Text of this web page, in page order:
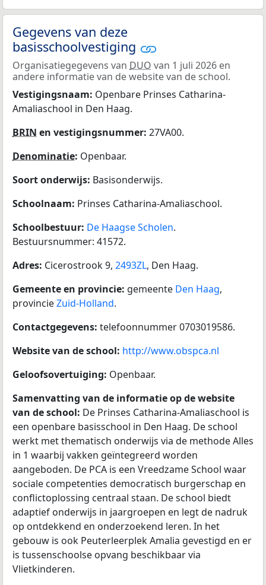
Gegevens van deze
basisschoolvestiging
Organisatiegegevens van DUO van 1 juli 2026 en
andere informatie van de website van de school.
Vestigingsnaam: Openbare Prinses Catharina-
Amaliaschool in Den Haag.
BRIN en vestigingsnummer: 27VA00.
Denominatie: Openbaar.
Soort onderwijs: Basisonderwijs.
Schoolnaam: Prinses Catharina-Amaliaschool.
Schoolbestuur: De Haagse Scholen.
Bestuursnummer: 41572.
Adres: Cicerostrook 9, 2493ZL, Den Haag.
Gemeente en provincie: gemeente Den Haag,
provincieZuid-Holland.
Contactgegevens: telefoonnummer 0703019586.
Website van de school: http://www.obspca.nl
Geloofsovertuiging: Openbaar.
Samenvatting van de informatie op de website
van de school: De Prinses Catharina-Amaliaschool is
een openbare basisschool in Den Haag. De school
werkt met thematisch onderwijs via de methode Alles
in 1 waarbij vakken geïntegreerd worden
aangeboden. De PCA is een Vreedzame School waar
sociale competenties democratisch burgerschap en
conflictoplossing centraal staan. De school biedt
adaptief onderwijs in jaargroepen en legt de nadruk
op ontdekkend en onderzoekend leren. In het
gebouw is ook Peuterleerplek Amalia gevestigd en er
is tussenschoolse opvang beschikbaar via
Vlietkinderen.